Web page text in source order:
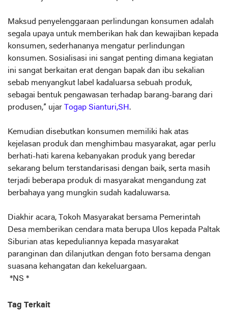
Maksud penyelenggaraan perlindungan konsumen adalah
segala upaya untuk memberikan hak dan kewajiban kepada
konsumen, sederhananya mengatur perlindungan
konsumen. Sosialisasi ini sangat penting dimana kegiatan
ini sangat berkaitan erat dengan bapak dan ibu sekalian
sebab menyangkut label kadaluarsa sebuah produk,
sebagai bentuk pengawasan terhadap barang-barang dari
produsen,” ujar
Togap Sianturi,SH.
Kemudian disebutkan konsumen memiliki hak atas
kejelasan produk dan menghimbau masyarakat, agar perlu
berhati-hati karena kebanyakan produk yang beredar
sekarang belum terstandarisasi dengan baik, serta masih
terjadi beberapa produk di masyarakat mengandung zat
berbahaya yang mungkin sudah kadaluwarsa.
Diakhir acara, Tokoh Masyarakat bersama Pemerintah
Desa memberikan cendara mata berupa Ulos kepada Paltak
Siburian atas kepeduliannya kepada masyarakat
paranginan dan dilanjutkan dengan foto bersama dengan
suasana kehangatan dan kekeluargaan.
*NS *
Tag Terkait